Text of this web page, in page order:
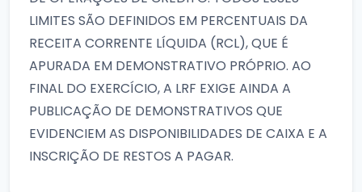
LIMITES SÃO DEFINIDOS EM PERCENTUAIS DA
RECEITA CORRENTE LÍQUIDA (RCL), QUE É
APURADA EM DEMONSTRATIVO PRÓPRIO. AO
FINAL DO EXERCÍCIO, A LRF EXIGE AINDA A
PUBLICAÇÃO DE DEMONSTRATIVOS QUE
EVIDENCIEM AS DISPONIBILIDADES DE CAIXA E A
INSCRIÇÃO DE RESTOS A PAGAR.